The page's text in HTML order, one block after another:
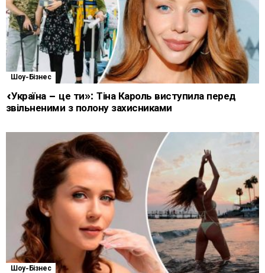
Шоу-Бізнес
«Україна – це ти»: Тіна Кароль виступила перед
звільненими з полону захисниками
Шоу-Бізнес